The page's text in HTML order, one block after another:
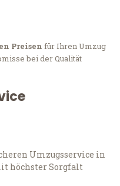
Preisen für Ihren Umzug
bei der Qualität
Umzugsservice in
höchster Sorgfalt